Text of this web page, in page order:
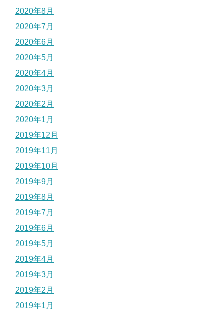
2020年8月
2020年7月
2020年6月
2020年5月
2020年4月
2020年3月
2020年2月
2020年1月
2019年12月
2019年11月
2019年10月
2019年9月
2019年8月
2019年7月
2019年6月
2019年5月
2019年4月
2019年3月
2019年2月
2019年1月